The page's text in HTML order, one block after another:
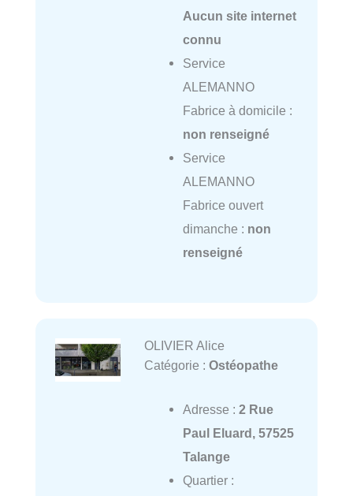
Aucun site internet
connu
Service
ALEMANNO
Fabrice à domicile :
non renseigné
Service
ALEMANNO
Fabrice ouvert
dimanche : non
renseigné
OLIVIER Alice
Catégorie : Ostéopathe
Adresse : 2 Rue
Paul Eluard, 57525
Talange
Quartier :